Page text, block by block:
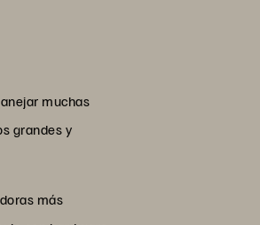
muchas
grandes y
más